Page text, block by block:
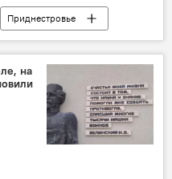
Приднестровье
на